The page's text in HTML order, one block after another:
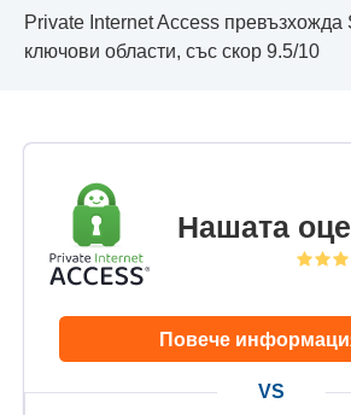
Private Internet Access превъзхожда
ключови области, със скор 9.5/10
Нашата
Повече